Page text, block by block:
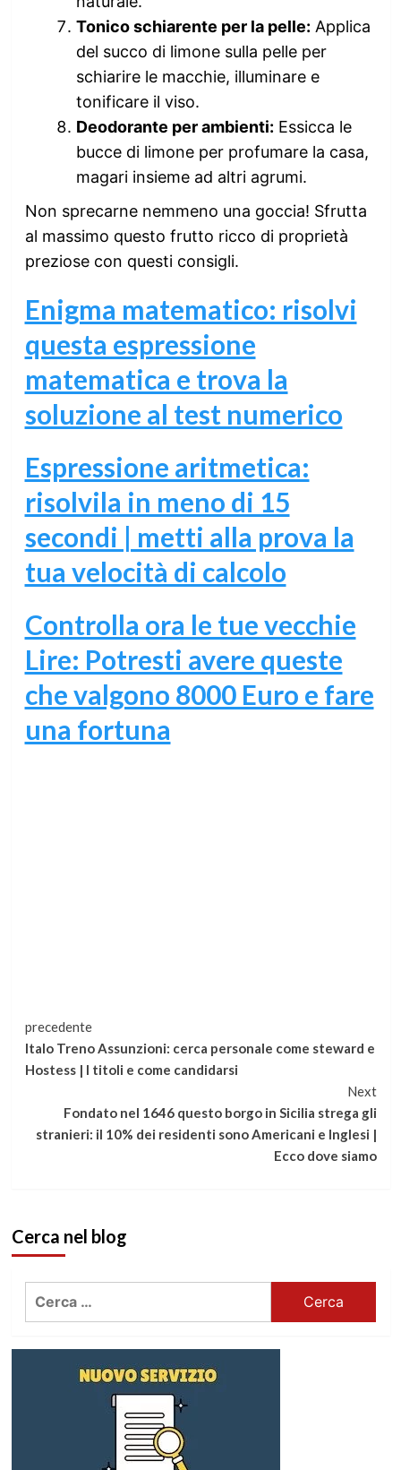
Tonico schiarente per la pelle: Applica
del succo di limone sulla pelle per
schiarire le macchie, illuminare e
tonificare il viso.
Deodorante per ambienti: Essicca le
bucce di limone per profumare la casa,
magari insieme ad altri agrumi.
Non sprecarne nemmeno una goccia! Sfrutta
al massimo questo frutto ricco di proprietà
preziose con questi consigli.
Enigma matematico: risolvi
questa espressione
matematica e trova la
soluzione al test numerico
Espressione aritmetica:
risolvila in meno di 15
secondi | metti alla prova la
tua velocità di calcolo
Controlla ora le tue vecchie
Lire: Potresti avere queste
che valgono 8000 Euro e fare
una fortuna
Continua
a
leggere
precedente
Italo Treno Assunzioni: cerca personale come steward e
Hostess | I titoli e come candidarsi
Next
Fondato nel 1646 questo borgo in Sicilia strega gli
stranieri: il 10% dei residenti sono Americani e Inglesi |
Ecco dove siamo
Cerca nel blog